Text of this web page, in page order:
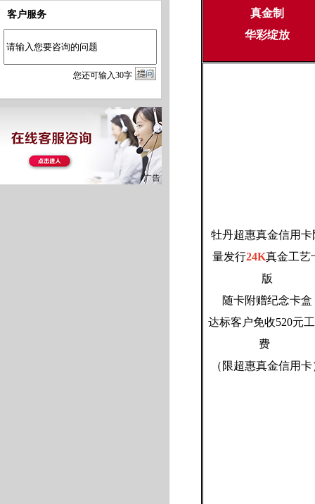
客户服务
您还可输入30字
真金制
华彩绽放
牡丹超惠真金信用卡
量发行24K真金工艺
版
随卡附赠纪念卡盒
达标客户免收520元
费
（限超惠真金信用卡